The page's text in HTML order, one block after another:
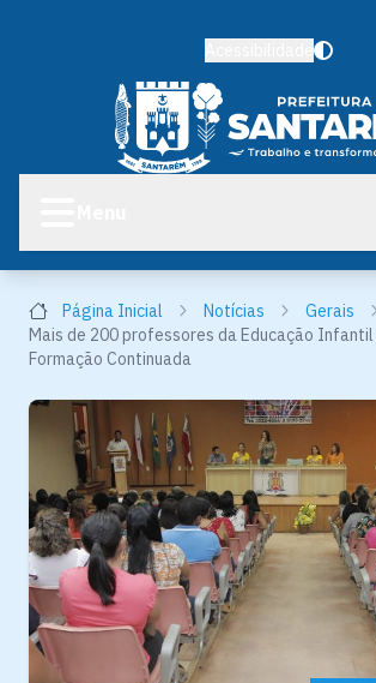
Página Inicial Notícias
Gerais
Mais de 200 professores da Educação
Formação Continuada